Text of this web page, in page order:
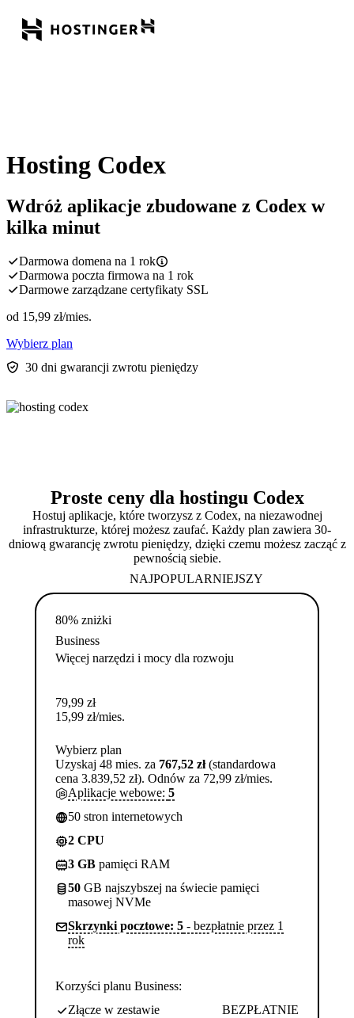
Hosting Codex
Wdróż aplikacje zbudowane z Codex w
kilka minut
Darmowa domena na 1 rok
Darmowa poczta firmowa na 1 rok
Darmowe zarządzane certyfikaty SSL
od 15,99 zł/mies.
Wybierz plan
30 dni gwarancji zwrotu pieniędzy
Proste ceny dla hostingu Codex
Hostuj aplikacje, które tworzysz z Codex, na niezawodnej
infrastrukturze, której możesz zaufać. Każdy plan zawiera 30-
dniową gwarancję zwrotu pieniędzy, dzięki czemu możesz zacząć z
pewnością siebie.
NAJPOPULARNIEJSZY
80% zniżki
Business
Więcej narzędzi i mocy dla rozwoju
79,99 zł
15,99 zł/mies.
Wybierz plan
Uzyskaj 48 mies. za 767,52 zł(standardowa
cena 3.839,52 zł). Odnów za 72,99 zł/mies.
Aplikacje webowe: 5
50 stron internetowych
2 CPU
3 GB pamięci RAM
50 GB najszybszej na świecie pamięci
masowej NVMe
Skrzynki pocztowe: 5 - bezpłatnie przez 1
rok
Korzyści planu Business:
Złącze w zestawie
BEZPŁATNIE